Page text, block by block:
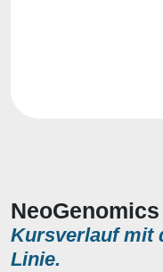
Kursverlauf mit
Linie.